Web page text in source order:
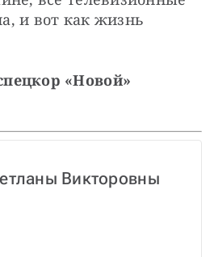
и вот как жизнь
«Новой»
Викторовны